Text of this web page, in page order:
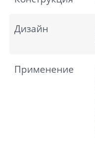
Дизайн
Применение